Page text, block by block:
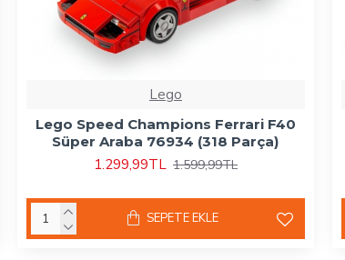
Lego
Lego Speed Champions Ferrari F40
Süper Araba 76934 (318 Parça)
1.299,99TL 1.599,99TL
SEPETE EKLE